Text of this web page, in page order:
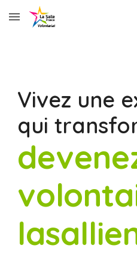
Skip to main content
Vivez une
qui